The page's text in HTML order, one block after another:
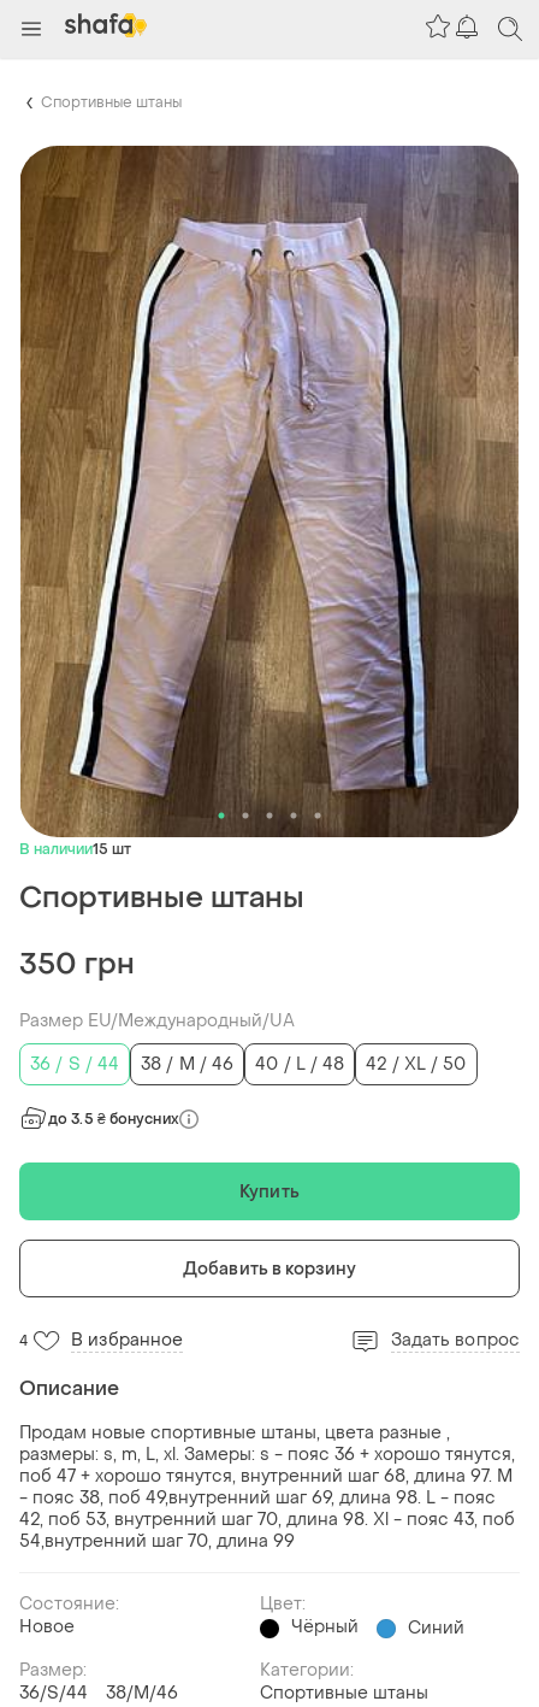
Спортивные штаны
В наличии15 шт
Спортивные штаны
350 грн
Размер EU/Международный/UA
36 / S / 44
38 / M / 46 40 / L / 48 42 / XL / 50
до 3.5 ₴ бонусних
Купить
Добавить в корзину
4 В избранное Задать вопрос
Описание
Продам новые спортивные штаны, цвета разные ,
размеры: s, m, L, xl. Замеры: s - пояс 36 + хорошо тянутся,
поб 47 + хорошо тянутся, внутренний шаг 68, длина 97. M
- пояс 38, поб 49,внутренний шаг 69, длина 98. L - пояс
42, поб 53, внутренний шаг 70, длина 98. Xl - пояс 43, поб
54,внутренний шаг 70, длина 99
Состояние:
Новое
Цвет:
Чёрный
Синий
Размер:
36/S/44
38/M/46
Категории:
Спортивные штаны